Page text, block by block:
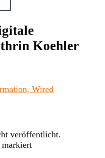
Koehler
veröffentlicht.
markiert